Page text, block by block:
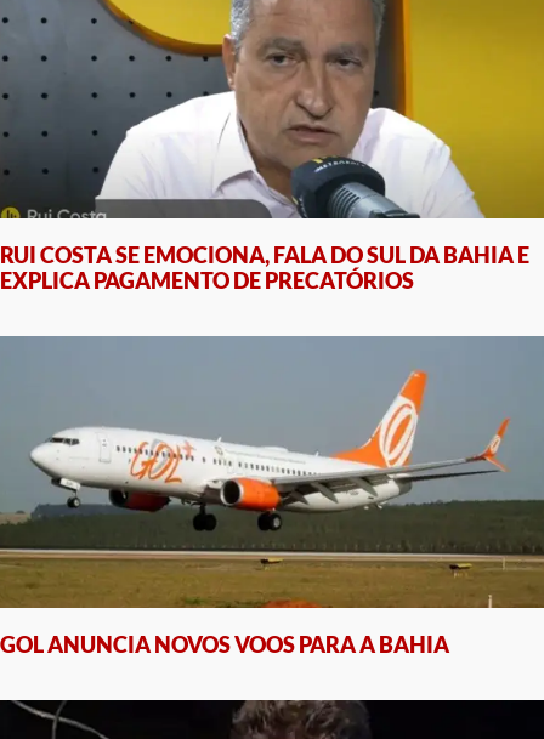
RUI COSTA SE EMOCIONA, FALA DO SUL DA BAHIA E
EXPLICA PAGAMENTO DE PRECATÓRIOS
GOL ANUNCIA NOVOS VOOS PARA A BAHIA